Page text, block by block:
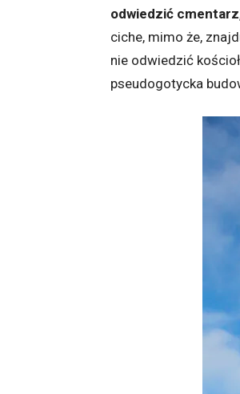
odwiedzić
ciche, mimo że,
nie odwiedzić
pseudogotycka